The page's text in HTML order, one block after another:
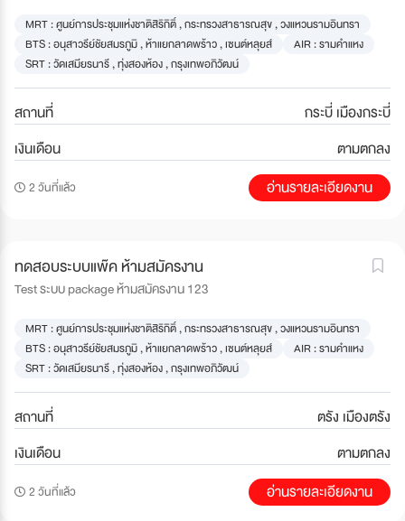
MRT : ศูนย์การประชุมแห่งชาติสิริกิติ์ , กระทรวงสาธารณสุข , วงแหวนรามอินทรา
BTS : อนุสาวรีย์ชัยสมรภูมิ , ห้าแยกลาดพร้าว , เซนต์หลุยส์
AIR : รามคำแหง
SRT : วัดเสมียรนารี , ทุ่งสองห้อง , กรุงเทพอภิวัฒน์
สถานที่
กระบี่ เมืองกระบี่
เงินเดือน
ตามตกลง
2 วันที่แล้ว อ่านรายละเอียดงาน
ทดสอบระบบแพ๊ค ห้ามสมัครงาน
Test ระบบ package ห้ามสมัครงาน 123
MRT : ศูนย์การประชุมแห่งชาติสิริกิติ์ , กระทรวงสาธารณสุข , วงแหวนรามอินทรา
BTS : อนุสาวรีย์ชัยสมรภูมิ , ห้าแยกลาดพร้าว , เซนต์หลุยส์
AIR : รามคำแหง
SRT : วัดเสมียรนารี , ทุ่งสองห้อง , กรุงเทพอภิวัฒน์
สถานที่
ตรัง เมืองตรัง
เงินเดือน
ตามตกลง
2 วันที่แล้ว อ่านรายละเอียดงาน